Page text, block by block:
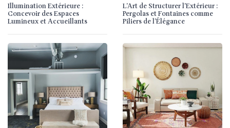
Illumination Extérieure :
Concevoir des Espaces
Lumineux et Accueillants
L’Art de Structurer l'Extérieur :
Pergolas et Fontaines comme
Piliers de l’Élégance